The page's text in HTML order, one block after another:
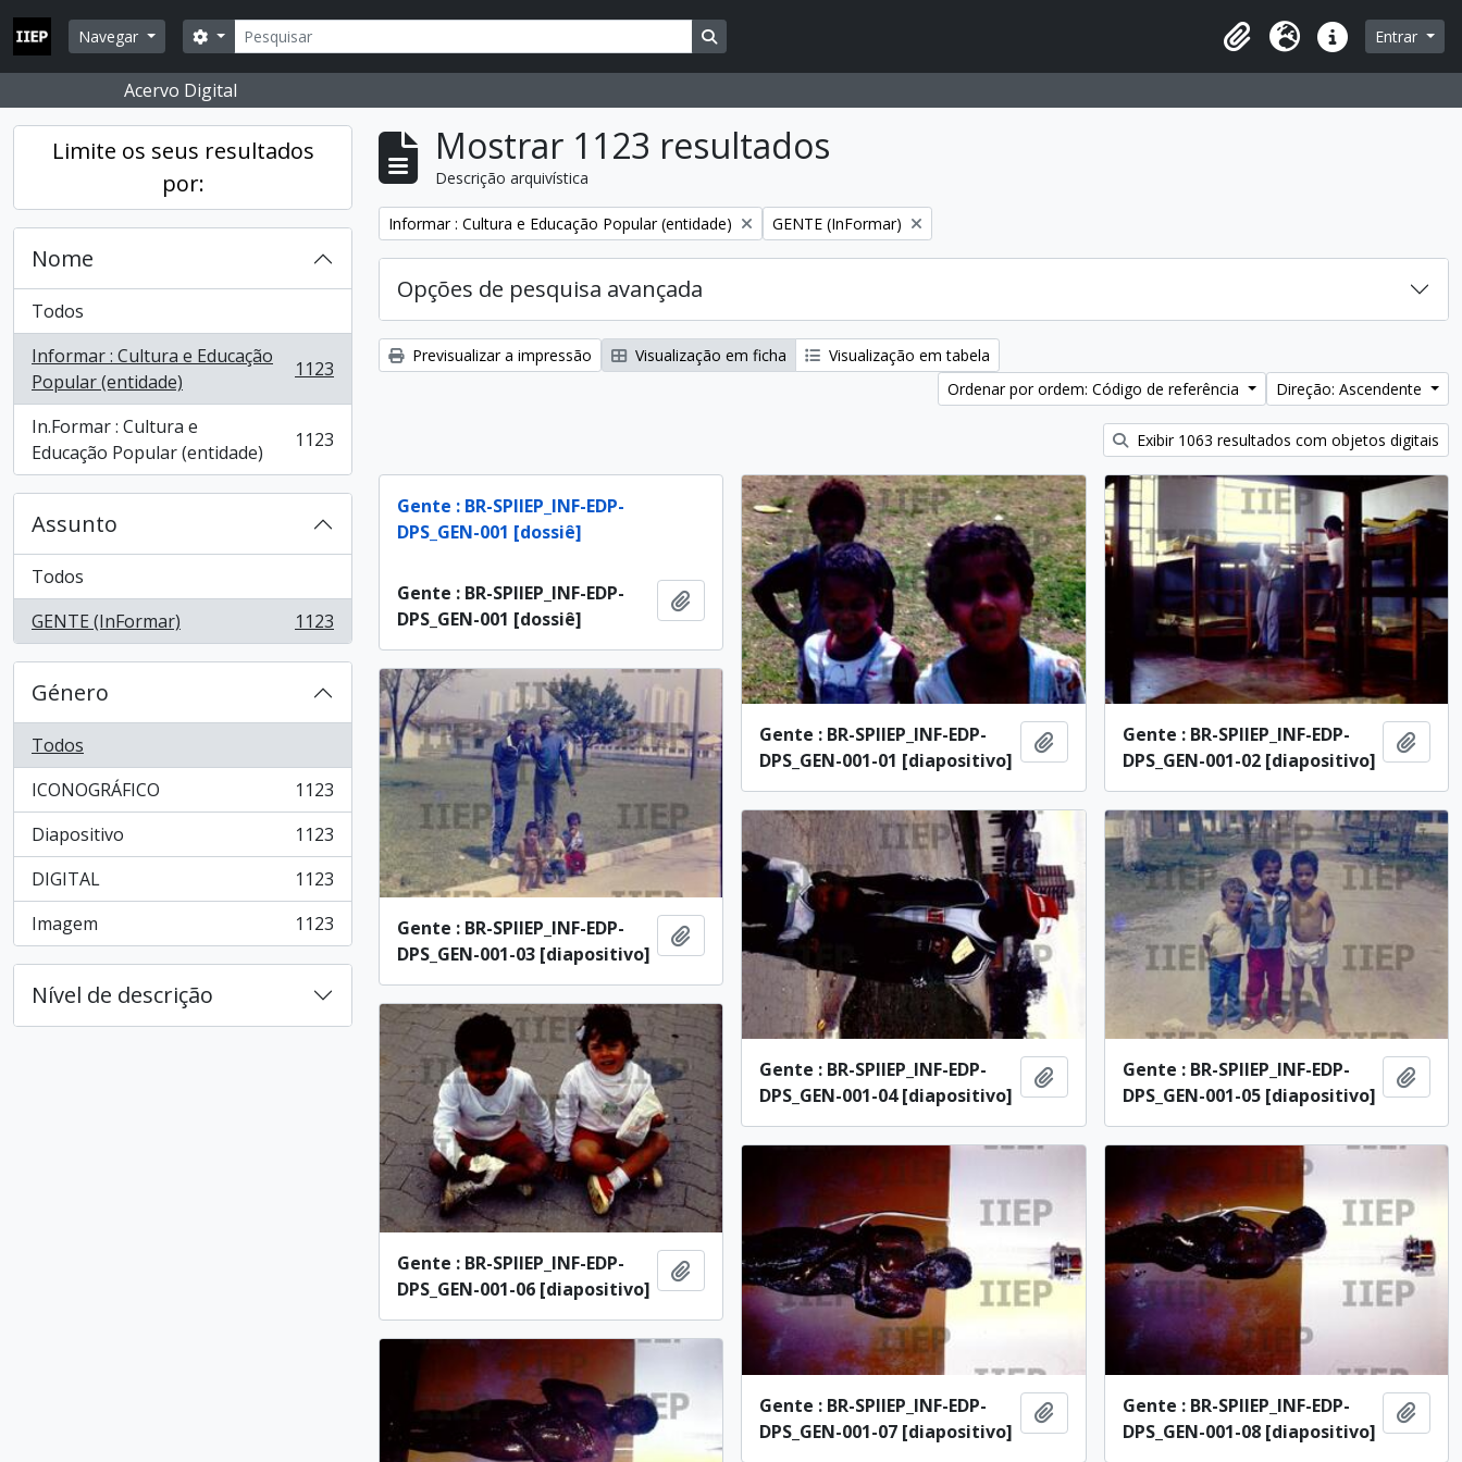
Skip to main content
Navegar
Pesquisar
Opções de busca Busque na página de navegação
Área de transferência
Idioma Ligações rápidas
Entrar
Acervo Digital
Limite os seus resultados
por:
Nome
Todos
Informar : Cultura e Educação
Popular (entidade)
, 1123 resultados 1123
In.Formar : Cultura e
Educação Popular (entidade)
, 1123 resultados 1123
Assunto
Todos
GENTE (InFormar)
, 1123 resultados 1123
Género
Todos
ICONOGRÁFICO
, 1123 resultados
1123
Diapositivo
, 1123 resultados
1123
DIGITAL
, 1123 resultados
1123
Imagem
, 1123 resultados 1123
Nível de descrição
Mostrar 1123 resultados
Descrição arquivística
Remover filtro:
Informar : Cultura e Educação Popular (entidade) Remover filtro:
GENTE (InFormar)
Opções de pesquisa avançada
Previsualizar a impressão Visualização em ficha
Visualização em tabela
Ordenar por ordem: Código de referência
Direção: Ascendente
Exibir 1063 resultados com objetos digitais
Gente : BR-SPIIEP_INF-EDP-
DPS_GEN-001 [dossiê]
Gente : BR-SPIIEP_INF-EDP-
DPS_GEN-001 [dossiê]
Adicionar à área de transferência
Gente : BR-SPIIEP_INF-EDP-
DPS_GEN-001-01 [diapositivo]
Adicionar à área de transferência
Gente : BR-SPIIEP_INF-EDP-
DPS_GEN-001-02 [diapositivo]
Gente : BR-SPIIEP_INF-EDP-
DPS_GEN-001-03 [diapositivo]
Adicionar à área de transferência
Gente : BR-SPIIEP_INF-EDP-
DPS_GEN-001-04 [diapositivo]
Adicionar à área de transferência
Gente : BR-SPIIEP_INF-EDP-
DPS_GEN-001-05 [diapositivo]
Gente : BR-SPIIEP_INF-EDP-
DPS_GEN-001-06 [diapositivo]
Adicionar à área de transferência
Gente : BR-SPIIEP_INF-EDP-
DPS_GEN-001-07 [diapositivo]
Adicionar à área de transferência
Gente : BR-SPIIEP_INF-EDP-
DPS_GEN-001-08 [diapositivo]